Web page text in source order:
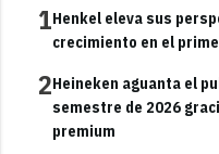
1Henkel eleva sus
crecimiento en el
2Heineken aguanta el
semestre de 2026
premium